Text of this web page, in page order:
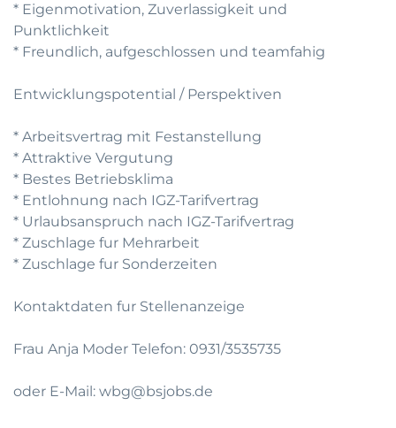
* Eigenmotivation, Zuverlassigkeit und
Punktlichkeit
* Freundlich, aufgeschlossen und teamfahig
Entwicklungspotential / Perspektiven
* Arbeitsvertrag mit Festanstellung
* Attraktive Vergutung
* Bestes Betriebsklima
* Entlohnung nach IGZ-Tarifvertrag
* Urlaubsanspruch nach IGZ-Tarifvertrag
* Zuschlage fur Mehrarbeit
* Zuschlage fur Sonderzeiten
Kontaktdaten fur Stellenanzeige
Frau Anja Moder Telefon: 0931/3535735
oder E-Mail: wbg@bsjobs.de